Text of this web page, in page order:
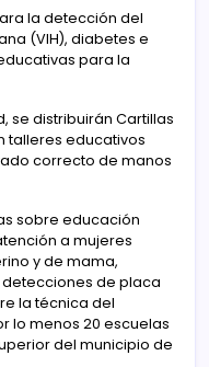
la detección del
(VIH), diabetes e
para la
se distribuirán Cartillas
talleres educativos
correcto de manos
sobre educación
a mujeres
y de mama,
de placa
la técnica del
lo menos 20 escuelas
del municipio de